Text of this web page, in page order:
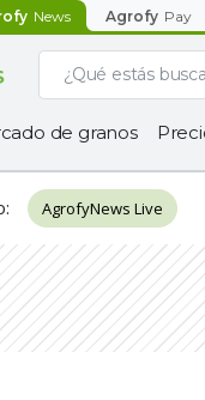
News Agrofy Pay
de granos
: AgrofyNews Live